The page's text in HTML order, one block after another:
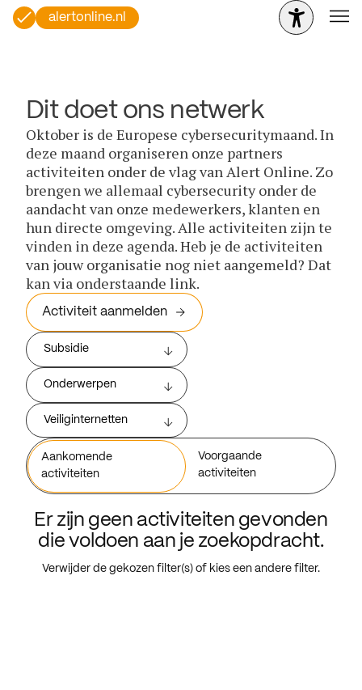
alertonline.nl
Dit doet ons netwerk
Oktober is de Europese cybersecuritymaand. In
deze maand organiseren onze partners
activiteiten onder de vlag van Alert Online. Zo
brengen we allemaal cybersecurity onder de
aandacht van onze medewerkers, klanten en
hun directe omgeving. Alle activiteiten zijn te
vinden in deze agenda. Heb je de activiteiten
van jouw organisatie nog niet aangemeld? Dat
kan via onderstaande link.
Activiteit aanmelden
Subsidie
Onderwerpen
Veiliginternetten
Aankomende
activiteiten
Voorgaande
activiteiten
Er zijn geen activiteiten gevonden
die voldoen aan je zoekopdracht.
Verwijder de gekozen filter(s) of kies een andere filter.